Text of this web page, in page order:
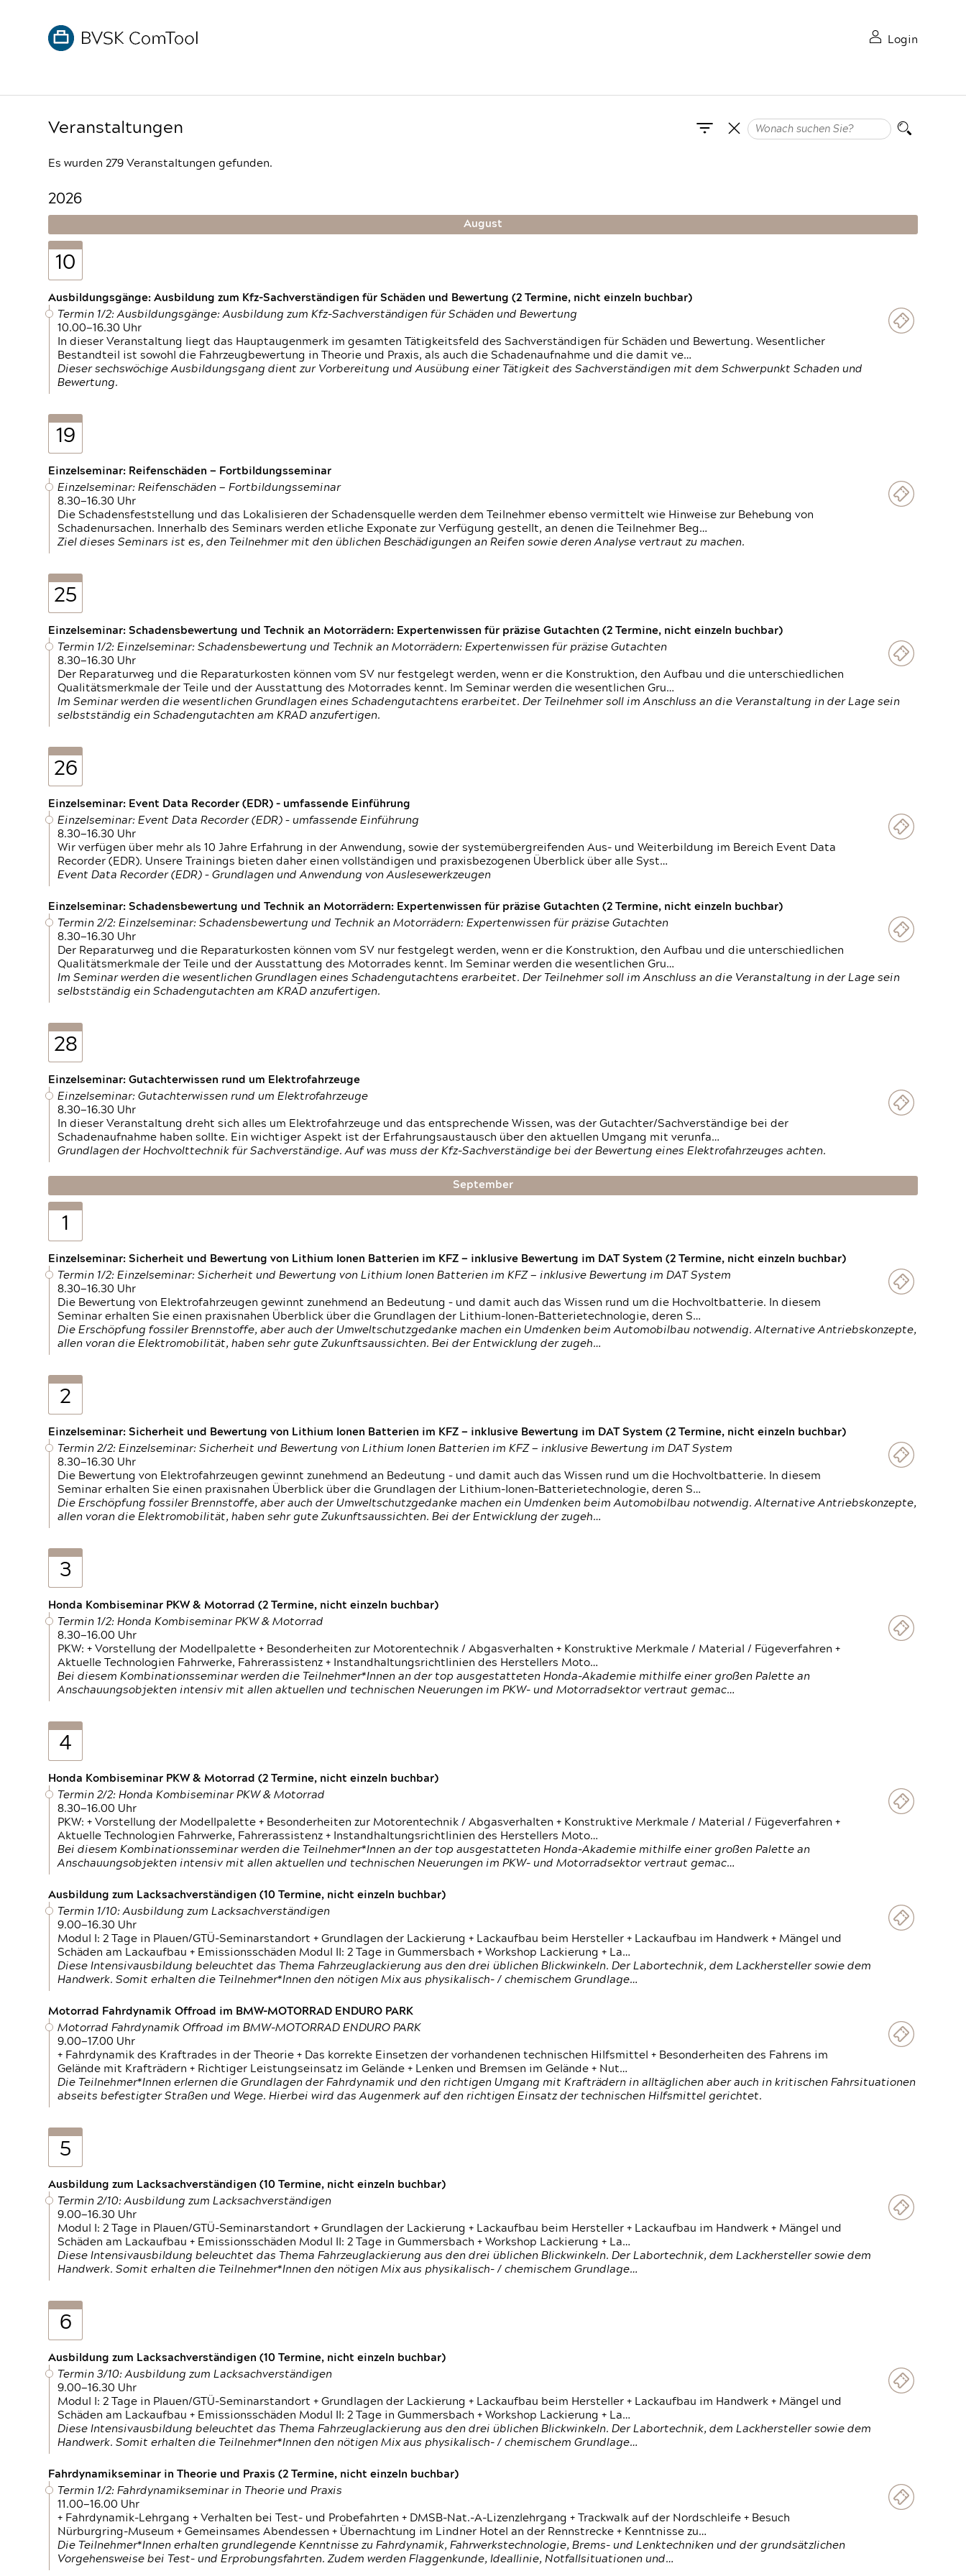
Login
Veranstaltungen
Es wurden 279 Veranstaltungen gefunden.
2026
August
10
Ausbildungsgänge: Ausbildung zum Kfz-Sachverständigen für Schäden und Bewertung (2 Termine, nicht einzeln buchbar)
Termin 1/2: Ausbildungsgänge: Ausbildung zum Kfz-Sachverständigen für Schäden und Bewertung
10.00—16.30 Uhr
In dieser Veranstaltung liegt das Hauptaugenmerk im gesamten Tätigkeitsfeld des Sachverständigen für Schäden und Bewertung. Wesentlicher
Bestandteil ist sowohl die Fahrzeugbewertung in Theorie und Praxis, als auch die Schadenaufnahme und die damit ve…
Dieser sechswöchige Ausbildungsgang dient zur Vorbereitung und Ausübung einer Tätigkeit des Sachverständigen mit dem Schwerpunkt Schaden und
Bewertung.
19
Einzelseminar: Reifenschäden — Fortbildungsseminar
Einzelseminar: Reifenschäden — Fortbildungsseminar
8.30—16.30 Uhr
Die Schadensfeststellung und das Lokalisieren der Schadensquelle werden dem Teilnehmer ebenso vermittelt wie Hinweise zur Behebung von
Schadenursachen. Innerhalb des Seminars werden etliche Exponate zur Verfügung gestellt, an denen die Teilnehmer Beg…
Ziel dieses Seminars ist es, den Teilnehmer mit den üblichen Beschädigungen an Reifen sowie deren Analyse vertraut zu machen.
25
Einzelseminar: Schadensbewertung und Technik an Motorrädern: Expertenwissen für präzise Gutachten (2 Termine, nicht einzeln buchbar)
Termin 1/2: Einzelseminar: Schadensbewertung und Technik an Motorrädern: Expertenwissen für präzise Gutachten
8.30—16.30 Uhr
Der Reparaturweg und die Reparaturkosten können vom SV nur festgelegt werden, wenn er die Konstruktion, den Aufbau und die unterschiedlichen
Qualitätsmerkmale der Teile und der Ausstattung des Motorrades kennt. Im Seminar werden die wesentlichen Gru…
Im Seminar werden die wesentlichen Grundlagen eines Schadengutachtens erarbeitet. Der Teilnehmer soll im Anschluss an die Veranstaltung in der Lage sein
selbstständig ein Schadengutachten am KRAD anzufertigen.
26
Einzelseminar: Event Data Recorder (EDR) – umfassende Einführung
Einzelseminar: Event Data Recorder (EDR) – umfassende Einführung
8.30—16.30 Uhr
Wir verfügen über mehr als 10 Jahre Erfahrung in der Anwendung, sowie der systemübergreifenden Aus- und Weiterbildung im Bereich Event Data
Recorder (EDR). Unsere Trainings bieten daher einen vollständigen und praxisbezogenen Überblick über alle Syst…
Event Data Recorder (EDR) – Grundlagen und Anwendung von Auslesewerkzeugen
Einzelseminar: Schadensbewertung und Technik an Motorrädern: Expertenwissen für präzise Gutachten (2 Termine, nicht einzeln buchbar)
Termin 2/2: Einzelseminar: Schadensbewertung und Technik an Motorrädern: Expertenwissen für präzise Gutachten
8.30—16.30 Uhr
Der Reparaturweg und die Reparaturkosten können vom SV nur festgelegt werden, wenn er die Konstruktion, den Aufbau und die unterschiedlichen
Qualitätsmerkmale der Teile und der Ausstattung des Motorrades kennt. Im Seminar werden die wesentlichen Gru…
Im Seminar werden die wesentlichen Grundlagen eines Schadengutachtens erarbeitet. Der Teilnehmer soll im Anschluss an die Veranstaltung in der Lage sein
selbstständig ein Schadengutachten am KRAD anzufertigen.
28
Einzelseminar: Gutachterwissen rund um Elektrofahrzeuge
Einzelseminar: Gutachterwissen rund um Elektrofahrzeuge
8.30—16.30 Uhr
In dieser Veranstaltung dreht sich alles um Elektrofahrzeuge und das entsprechende Wissen, was der Gutachter/Sachverständige bei der
Schadenaufnahme haben sollte. Ein wichtiger Aspekt ist der Erfahrungsaustausch über den aktuellen Umgang mit verunfa…
Grundlagen der Hochvolttechnik für Sachverständige. Auf was muss der Kfz-Sachverständige bei der Bewertung eines Elektrofahrzeuges achten.
September
1
Einzelseminar: Sicherheit und Bewertung von Lithium Ionen Batterien im KFZ — inklusive Bewertung im DAT System (2 Termine, nicht einzeln buchbar)
Termin 1/2: Einzelseminar: Sicherheit und Bewertung von Lithium Ionen Batterien im KFZ — inklusive Bewertung im DAT System
8.30—16.30 Uhr
Die Bewertung von Elektrofahrzeugen gewinnt zunehmend an Bedeutung – und damit auch das Wissen rund um die Hochvoltbatterie. In diesem
Seminar erhalten Sie einen praxisnahen Überblick über die Grundlagen der Lithium-Ionen-Batterietechnologie, deren S…
Die Erschöpfung fossiler Brennstoffe, aber auch der Umweltschutzgedanke machen ein Umdenken beim Automobilbau notwendig. Alternative Antriebskonzepte,
allen voran die Elektromobilität, haben sehr gute Zukunftsaussichten. Bei der Entwicklung der zugeh…
2
Einzelseminar: Sicherheit und Bewertung von Lithium Ionen Batterien im KFZ — inklusive Bewertung im DAT System (2 Termine, nicht einzeln buchbar)
Termin 2/2: Einzelseminar: Sicherheit und Bewertung von Lithium Ionen Batterien im KFZ — inklusive Bewertung im DAT System
8.30—16.30 Uhr
Die Bewertung von Elektrofahrzeugen gewinnt zunehmend an Bedeutung – und damit auch das Wissen rund um die Hochvoltbatterie. In diesem
Seminar erhalten Sie einen praxisnahen Überblick über die Grundlagen der Lithium-Ionen-Batterietechnologie, deren S…
Die Erschöpfung fossiler Brennstoffe, aber auch der Umweltschutzgedanke machen ein Umdenken beim Automobilbau notwendig. Alternative Antriebskonzepte,
allen voran die Elektromobilität, haben sehr gute Zukunftsaussichten. Bei der Entwicklung der zugeh…
3
Honda Kombiseminar PKW & Motorrad (2 Termine, nicht einzeln buchbar)
Termin 1/2: Honda Kombiseminar PKW & Motorrad
8.30—16.00 Uhr
PKW: + Vorstellung der Modellpalette + Besonderheiten zur Motorentechnik / Abgasverhalten + Konstruktive Merkmale / Material / Fügeverfahren +
Aktuelle Technologien Fahrwerke, Fahrerassistenz + Instandhaltungsrichtlinien des Herstellers Moto…
Bei diesem Kombinationsseminar werden die Teilnehmer*Innen an der top ausgestatteten Honda-Akademie mithilfe einer großen Palette an
Anschauungsobjekten intensiv mit allen aktuellen und technischen Neuerungen im PKW- und Motorradsektor vertraut gemac…
4
Honda Kombiseminar PKW & Motorrad (2 Termine, nicht einzeln buchbar)
Termin 2/2: Honda Kombiseminar PKW & Motorrad
8.30—16.00 Uhr
PKW: + Vorstellung der Modellpalette + Besonderheiten zur Motorentechnik / Abgasverhalten + Konstruktive Merkmale / Material / Fügeverfahren +
Aktuelle Technologien Fahrwerke, Fahrerassistenz + Instandhaltungsrichtlinien des Herstellers Moto…
Bei diesem Kombinationsseminar werden die Teilnehmer*Innen an der top ausgestatteten Honda-Akademie mithilfe einer großen Palette an
Anschauungsobjekten intensiv mit allen aktuellen und technischen Neuerungen im PKW- und Motorradsektor vertraut gemac…
Ausbildung zum Lacksachverständigen (10 Termine, nicht einzeln buchbar)
Termin 1/10: Ausbildung zum Lacksachverständigen
9.00—16.30 Uhr
Modul I: 2 Tage in Plauen/GTÜ-Seminarstandort + Grundlagen der Lackierung + Lackaufbau beim Hersteller + Lackaufbau im Handwerk + Mängel und
Schäden am Lackaufbau + Emissionsschäden Modul II: 2 Tage in Gummersbach + Workshop Lackierung + La…
Diese Intensivausbildung beleuchtet das Thema Fahrzeuglackierung aus den drei üblichen Blickwinkeln. Der Labortechnik, dem Lackhersteller sowie dem
Handwerk. Somit erhalten die Teilnehmer*Innen den nötigen Mix aus physikalisch- / chemischem Grundlage…
Motorrad Fahrdynamik Offroad im BMW-MOTORRAD ENDURO PARK
Motorrad Fahrdynamik Offroad im BMW-MOTORRAD ENDURO PARK
9.00—17.00 Uhr
+ Fahrdynamik des Kraftrades in der Theorie + Das korrekte Einsetzen der vorhandenen technischen Hilfsmittel + Besonderheiten des Fahrens im
Gelände mit Krafträdern + Richtiger Leistungseinsatz im Gelände + Lenken und Bremsen im Gelände + Nut…
Die Teilnehmer*Innen erlernen die Grundlagen der Fahrdynamik und den richtigen Umgang mit Krafträdern in alltäglichen aber auch in kritischen Fahrsituationen
abseits befestigter Straßen und Wege. Hierbei wird das Augenmerk auf den richtigen Einsatz der technischen Hilfsmittel gerichtet.
5
Ausbildung zum Lacksachverständigen (10 Termine, nicht einzeln buchbar)
Termin 2/10: Ausbildung zum Lacksachverständigen
9.00—16.30 Uhr
Modul I: 2 Tage in Plauen/GTÜ-Seminarstandort + Grundlagen der Lackierung + Lackaufbau beim Hersteller + Lackaufbau im Handwerk + Mängel und
Schäden am Lackaufbau + Emissionsschäden Modul II: 2 Tage in Gummersbach + Workshop Lackierung + La…
Diese Intensivausbildung beleuchtet das Thema Fahrzeuglackierung aus den drei üblichen Blickwinkeln. Der Labortechnik, dem Lackhersteller sowie dem
Handwerk. Somit erhalten die Teilnehmer*Innen den nötigen Mix aus physikalisch- / chemischem Grundlage…
6
Ausbildung zum Lacksachverständigen (10 Termine, nicht einzeln buchbar)
Termin 3/10: Ausbildung zum Lacksachverständigen
9.00—16.30 Uhr
Modul I: 2 Tage in Plauen/GTÜ-Seminarstandort + Grundlagen der Lackierung + Lackaufbau beim Hersteller + Lackaufbau im Handwerk + Mängel und
Schäden am Lackaufbau + Emissionsschäden Modul II: 2 Tage in Gummersbach + Workshop Lackierung + La…
Diese Intensivausbildung beleuchtet das Thema Fahrzeuglackierung aus den drei üblichen Blickwinkeln. Der Labortechnik, dem Lackhersteller sowie dem
Handwerk. Somit erhalten die Teilnehmer*Innen den nötigen Mix aus physikalisch- / chemischem Grundlage…
Fahrdynamikseminar in Theorie und Praxis (2 Termine, nicht einzeln buchbar)
Termin 1/2: Fahrdynamikseminar in Theorie und Praxis
11.00—16.00 Uhr
+ Fahrdynamik-Lehrgang + Verhalten bei Test- und Probefahrten + DMSB-Nat.-A-Lizenzlehrgang + Trackwalk auf der Nordschleife + Besuch
Nürburgring-Museum + Gemeinsames Abendessen + Übernachtung im Lindner Hotel an der Rennstrecke + Kenntnisse zu…
Die Teilnehmer*Innen erhalten grundlegende Kenntnisse zu Fahrdynamik, Fahrwerkstechnologie, Brems- und Lenktechniken und der grundsätzlichen
Vorgehensweise bei Test- und Erprobungsfahrten. Zudem werden Flaggenkunde, Ideallinie, Notfallsituationen und…